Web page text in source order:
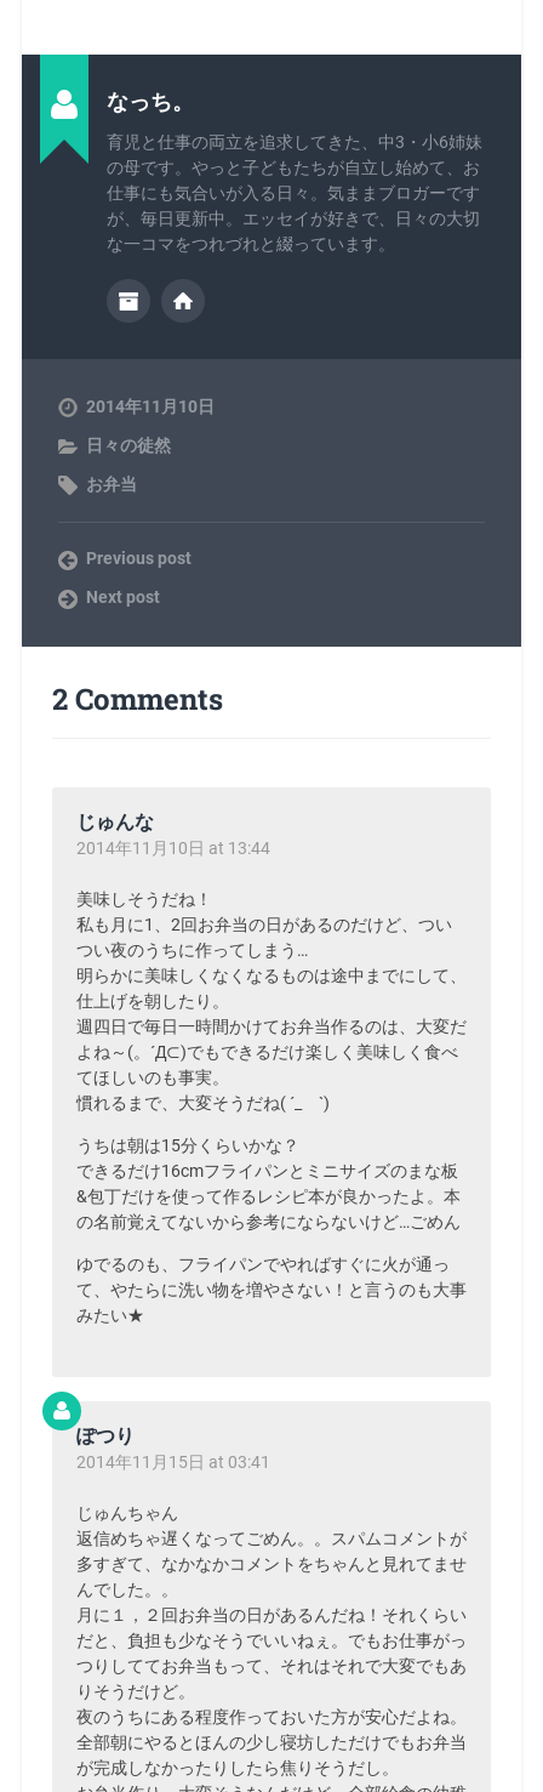
なっち。
育児と仕事の両立を追求してきた、中3・小6姉妹
の母です。やっと子どもたちが自立し始めて、お
仕事にも気合いが入る日々。気ままブロガーです
が、毎日更新中。エッセイが好きで、日々の大切
な一コマをつれづれと綴っています。
2014年11月10日
日々の徒然
お弁当
Previous post
Next post
2 Comments
じゅんな
2014年11月10日 at 13:44
美味しそうだね！
私も月に1、2回お弁当の日があるのだけど、つい
つい夜のうちに作ってしまう…
明らかに美味しくなくなるものは途中までにして、
仕上げを朝したり。
週四日で毎日一時間かけてお弁当作るのは、大変だ
よね～(。´Д⊂)でもできるだけ楽しく美味しく食べ
てほしいのも事実。
慣れるまで、大変そうだね( ´_ゝ`)
うちは朝は15分くらいかな？
できるだけ16cmフライパンとミニサイズのまな板
&包丁だけを使って作るレシピ本が良かったよ。本
の名前覚えてないから参考にならないけど…ごめん
ゆでるのも、フライパンでやればすぐに火が通っ
て、やたらに洗い物を増やさない！と言うのも大事
みたい★
ぽつり
2014年11月15日 at 03:41
じゅんちゃん
返信めちゃ遅くなってごめん。。スパムコメントが
多すぎて、なかなかコメントをちゃんと見れてませ
んでした。。
月に１，２回お弁当の日があるんだね！それくらい
だと、負担も少なそうでいいねぇ。でもお仕事がっ
つりしててお弁当もって、それはそれで大変でもあ
りそうだけど。
夜のうちにある程度作っておいた方が安心だよね。
全部朝にやるとほんの少し寝坊しただけでもお弁当
が完成しなかったりしたら焦りそうだし。